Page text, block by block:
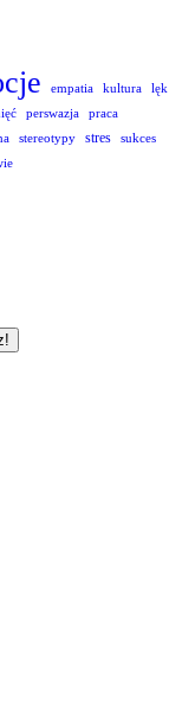
empatia kultura
lęk
perswazja
praca
stereotypy stres sukces